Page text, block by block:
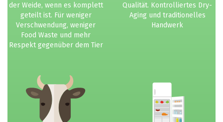
der Weide, wenn es komplett
geteilt ist. Für weniger
Verschwendung, weniger
Food Waste und mehr
Respekt gegenüber dem Tier
Qualität. Kontrolliertes Dry-
Aging und traditionelles
Handwerk